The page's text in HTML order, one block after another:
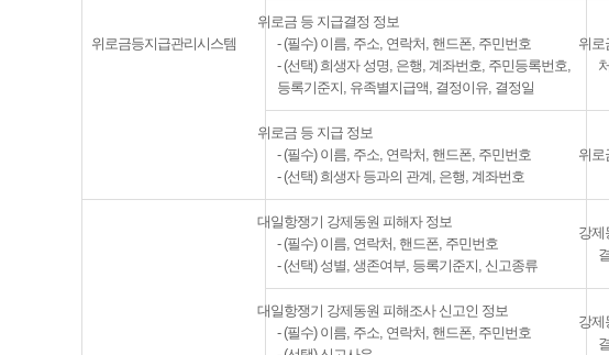
위로금등지급관리시스템
위로금 등 지급결정 정보
- (필수) 이름, 주소, 연락처, 핸드폰, 주민번호
- (선택) 희생자 성명, 은행, 계좌번호, 주민등록번호,
등록기준지, 유족별지급액, 결정이유, 결정일
위로
위로금 등 지급 정보
- (필수) 이름, 주소, 연락처, 핸드폰, 주민번호
- (선택) 희생자 등과의 관계, 은행, 계좌번호
위로
대일항쟁기 강제동원 피해자 정보
- (필수) 이름, 연락처, 핸드폰, 주민번호
- (선택) 성별, 생존여부, 등록기준지, 신고종류
강
대일항쟁기 강제동원 피해조사 신고인 정보
- (필수) 이름, 주소, 연락처, 핸드폰, 주민번호
강